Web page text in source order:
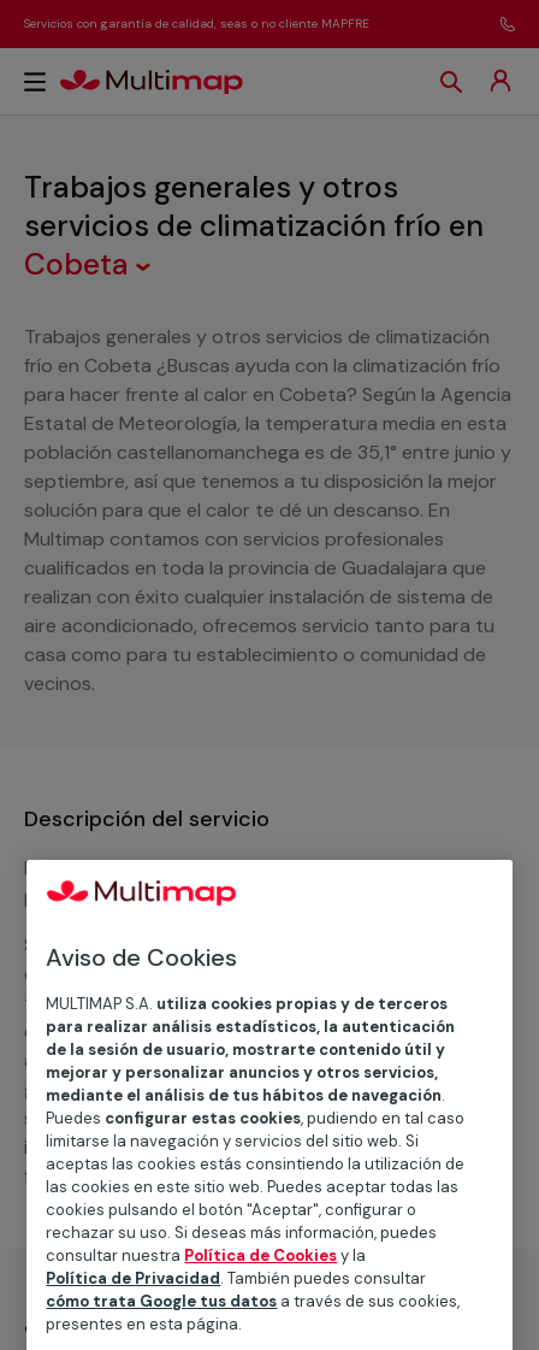
Servicios con garantía de calidad, seas o no cliente MAPFRE
Trabajos generales y otros
servicios de climatización frío en
Cobeta
Trabajos generales y otros servicios de climatización
frío en Cobeta ¿Buscas ayuda con la climatización frío
para hacer frente al calor en Cobeta? Según la Agencia
Estatal de Meteorología, la temperatura media en esta
población castellanomanchega es de 35,1° entre junio y
septiembre, así que tenemos a tu disposición la mejor
solución para que el calor te dé un descanso. En
Multimap contamos con servicios profesionales
cualificados en toda la provincia de Guadalajara que
realizan con éxito cualquier instalación de sistema de
aire acondicionado, ofrecemos servicio tanto para tu
casa como para tu establecimiento o comunidad de
vecinos.
Descripción del servicio
Nuestro equipo de expertos ofrece un servicio con
precios competitivos en
Solicita tu presupuesto y te ofreceremos una solución
diseñada a tu medida y sin ningún compromiso. Un
técnico de MULTIMAP contactará inmediatamente
contigo para informarte sobre las diferentes
alternativas que podemos ofrecerte para elservicio
general de climatización frio, como por ejemplo el
suministro de los materiales necesarios, las
intervenciones a realizar, o la mano de obra que hará
falta para completar tu proyecto.
¿Qué incluye?
Aviso de Cookies
MULTIMAP S.A. utiliza cookies propias y de terceros
para realizar análisis estadísticos, la autenticación
de la sesión de usuario, mostrarte contenido útil y
mejorar y personalizar anuncios y otros servicios,
mediante el análisis de tus hábitos de navegación.
Puedes configurar estas cookies, pudiendo en tal caso
limitarse la navegación y servicios del sitio web. Si
aceptas las cookies estás consintiendo la utilización de
las cookies en este sitio web. Puedes aceptar todas las
cookies pulsando el botón "Aceptar", configurar o
rechazar su uso. Si deseas más información, puedes
consultar nuestra Política de Cookiesy la
Política de Privacidad. También puedes consultar
cómo trata Google tus datos a través de sus cookies,
presentes en esta página.